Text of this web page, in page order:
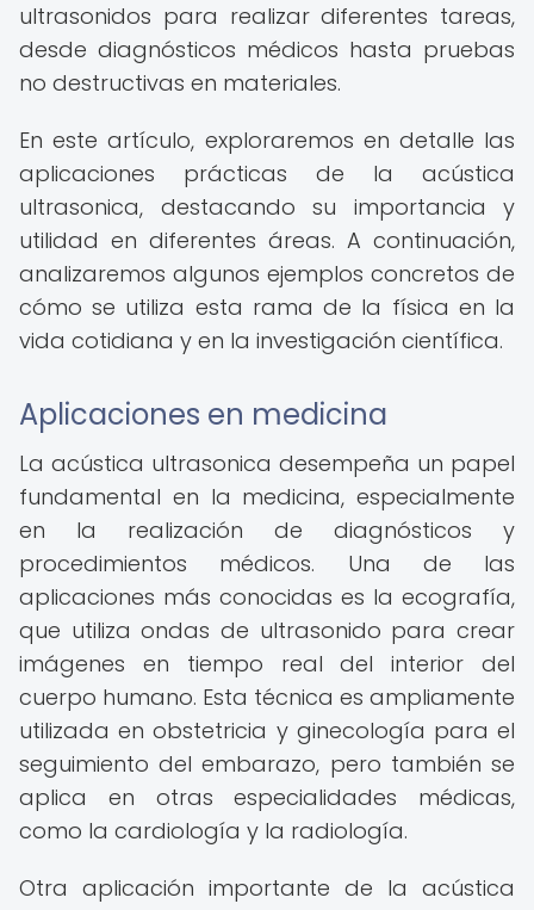
ultrasonidos para realizar diferentes tareas,
desde diagnósticos médicos hasta pruebas
no destructivas en materiales.
En este artículo, exploraremos en detalle las
aplicaciones prácticas de la acústica
ultrasonica, destacando su importancia y
utilidad en diferentes áreas. A continuación,
analizaremos algunos ejemplos concretos de
cómo se utiliza esta rama de la física en la
vida cotidiana y en la investigación científica.
Aplicaciones en medicina
La acústica ultrasonica desempeña un papel
fundamental en la medicina, especialmente
en la realización de diagnósticos y
procedimientos médicos. Una de las
aplicaciones más conocidas es la ecografía,
que utiliza ondas de ultrasonido para crear
imágenes en tiempo real del interior del
cuerpo humano. Esta técnica es ampliamente
utilizada en obstetricia y ginecología para el
seguimiento del embarazo, pero también se
aplica en otras especialidades médicas,
como la cardiología y la radiología.
Otra aplicación importante de la acústica